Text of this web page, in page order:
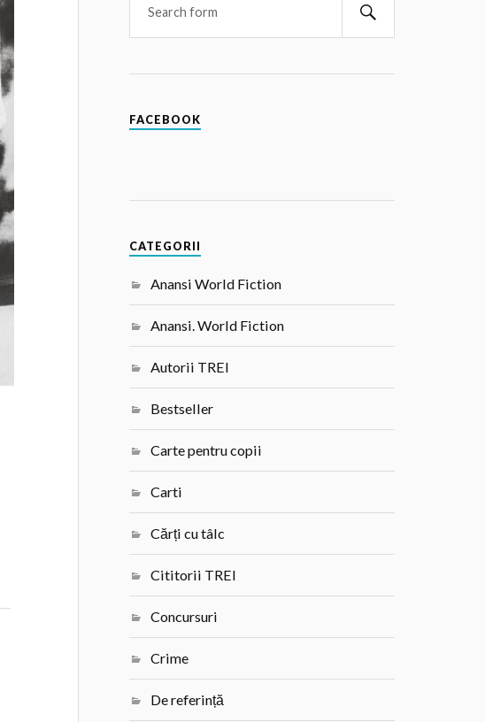
FACEBOOK
CATEGORII
Anansi World Fiction
Anansi. World Fiction
Autorii TREI
Bestseller
Carte pentru copii
Carti
Cărți cu tâlc
Cititorii TREI
Concursuri
Crime
De referință